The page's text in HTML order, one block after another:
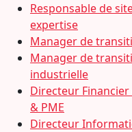
Responsable de
expertise
Manager de
Manager de
industrielle
Directeur
& PME
Directeur